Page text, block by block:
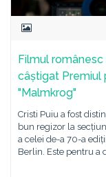
Filmul românesc
câștigat Premiul
"Malmkrog"
Cristi Puiu a fost
bun regizor la
a celei de-a 70-a
Berlin. Este pentru a